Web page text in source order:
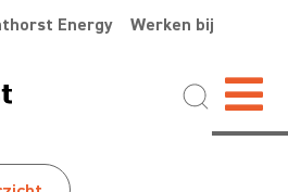
Energy Werken bij